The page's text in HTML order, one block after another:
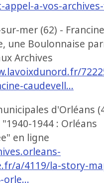
appel-a-vos-
mer (62) - Francine
une Boulonnaise
Archives
caudevell…
d'Orléans
1944 : Orléans
en ligne
a/4119/la-story-
orle…